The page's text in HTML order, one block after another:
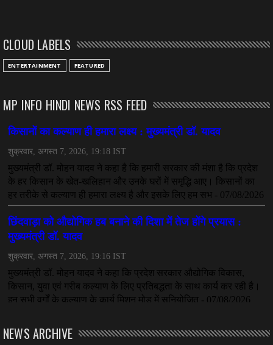
CLOUD LABELS
ENTERTAINMENT FEATURED
MP INFO HINDI NEWS RSS FEED
NEWS ARCHIVE